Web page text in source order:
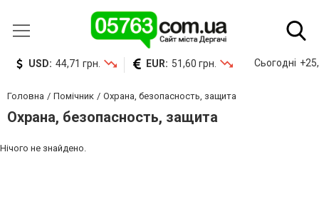
USD: 44,71 грн. EUR: 51,60 грн. Сьогодні
Головна Помічник Охрана, безопасность, защита
Охрана, безопасность, защита
Нічого не знайдено.